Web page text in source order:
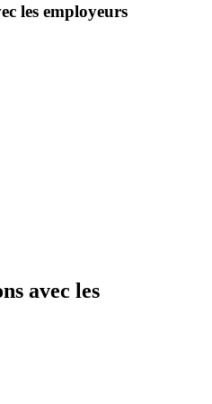
les employeurs
avec les